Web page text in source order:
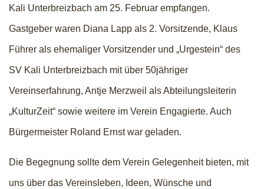
Kali Unterbreizbach am 25. Februar empfangen.
Gastgeber waren Diana Lapp als 2. Vorsitzende, Klaus
Führer als ehemaliger Vorsitzender und „Urgestein“ des
SV Kali Unterbreizbach mit über 50jähriger
Vereinserfahrung, Antje Merzweil als Abteilungsleiterin
„KulturZeit“ sowie weitere im Verein Engagierte. Auch
Bürgermeister Roland Ernst war geladen.
Die Begegnung sollte dem Verein Gelegenheit bieten, mit
uns über das Vereinsleben, Ideen, Wünsche und